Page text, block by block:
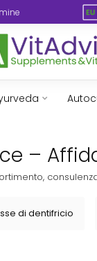
di integratori e
–
di dentifricio